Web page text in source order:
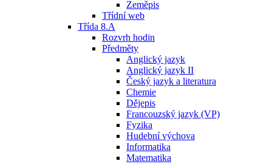
Zeměpis
Třídní web
Třída 8.A
Rozvrh hodin
Předměty
Anglický jazyk
Anglický jazyk II
Český jazyk a literatura
Chemie
Dějepis
Francouzský jazyk (VP)
Fyzika
Hudební výchova
Informatika
Matematika